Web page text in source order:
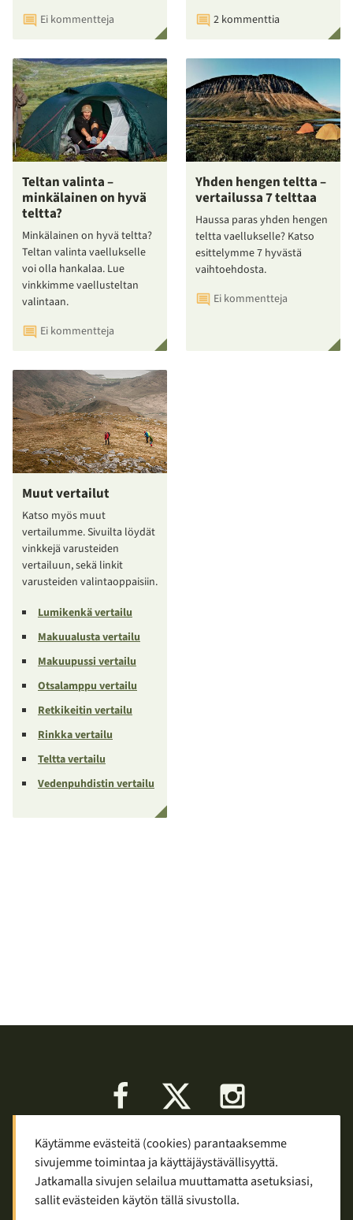
Ei kommentteja
2 kommenttia
Teltan valinta –
minkälainen on hyvä
teltta?
Minkälainen on hyvä teltta?
Teltan valinta vaellukselle
voi olla hankalaa. Lue
vinkkimme vaellusteltan
valintaan.
Ei kommentteja
Yhden hengen teltta –
vertailussa 7 telttaa
Haussa paras yhden hengen
teltta vaellukselle? Katso
esittelymme 7 hyvästä
vaihtoehdosta.
Ei kommentteja
Muut vertailut
Katso myös muut
vertailumme. Sivuilta löydät
vinkkejä varusteiden
vertailuun, sekä linkit
varusteiden valintaoppaisiin.
Lumikenkä vertailu
Makuualusta vertailu
Makuupussi vertailu
Otsalamppu vertailu
Retkikeitin vertailu
Rinkka vertailu
Teltta vertailu
Vedenpuhdistin vertailu
Facebook
Keskustelu Palaute
Tietosuoja
Mainostaminen ja yhteistyö
Copyright © 2007—2026Tuomas Tolppi /
Käytämme evästeitä (cookies) parantaaksemme
sivujemme toimintaa ja käyttäjäystävällisyyttä.
Jatkamalla sivujen selailua muuttamatta asetuksiasi,
sallit evästeiden käytön tällä sivustolla.